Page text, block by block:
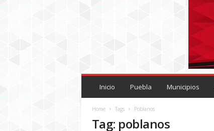
P
Inicio Puebla Municipios
Home Tags Poblanos
Tag: poblanos